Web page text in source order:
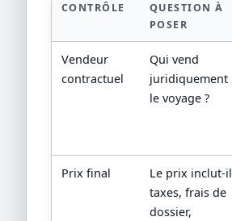
CONTRÔLE
QUESTION À
POSER
Vendeur
contractuel
Qui vend
juridiquement
le voyage ?
Prix final
Le prix inclut-il
taxes, frais de
dossier,